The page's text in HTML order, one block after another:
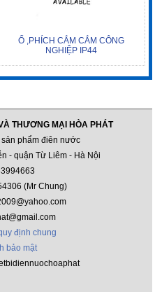
Ổ ,PHÍCH CẮM CẮM CÔNG
NGHIỆP IP44
THƯƠNG MẠI HÒA PHÁT
phẩm điên nước
- quận Từ Liêm - Hà Nội
(Mr Chung)
định chung
bảo mật